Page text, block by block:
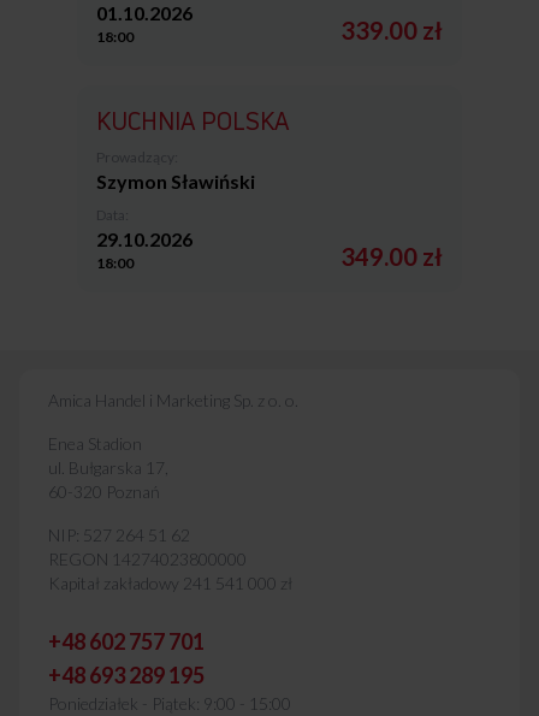
01.10.2026
18:00 339.00 zł
KUCHNIA POLSKA
Szymon Sławiński
29.10.2026
18:00 349.00 zł
Amica Handel i Marketing Sp. z o. o.
Enea Stadion
ul. Bułgarska 17,
60-320 Poznań
NIP: 527 264 51 62
REGON 14274023800000
Kapitał zakładowy 241 541 000 zł
+48 602 757 701
+48 693 289 195
Poniedziałek - Piątek: 9:00 - 15:00